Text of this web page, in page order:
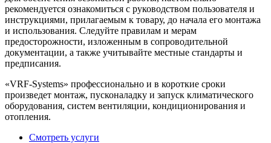
рекомендуется ознакомиться с руководством пользователя и
инструкциями, прилагаемым к товару, до начала его монтажа
и использования. Следуйте правилам и мерам
предосторожности, изложенным в сопроводительной
документации, а также учитывайте местные стандарты и
предписания.
«VRF-Systems» профессионально и в короткие сроки
произведет монтаж, пусконаладку и запуск климатического
оборудования, систем вентиляции, кондиционирования и
отопления.
Смотреть услуги